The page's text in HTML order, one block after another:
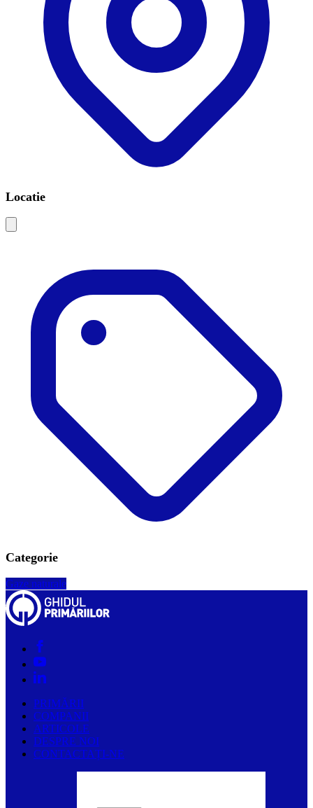
Locatie
Categorie
Gaze naturale
PRIMĂRII
COMPANII
ARTICOLE
DESPRE NOI
CONTACTAȚI-NE